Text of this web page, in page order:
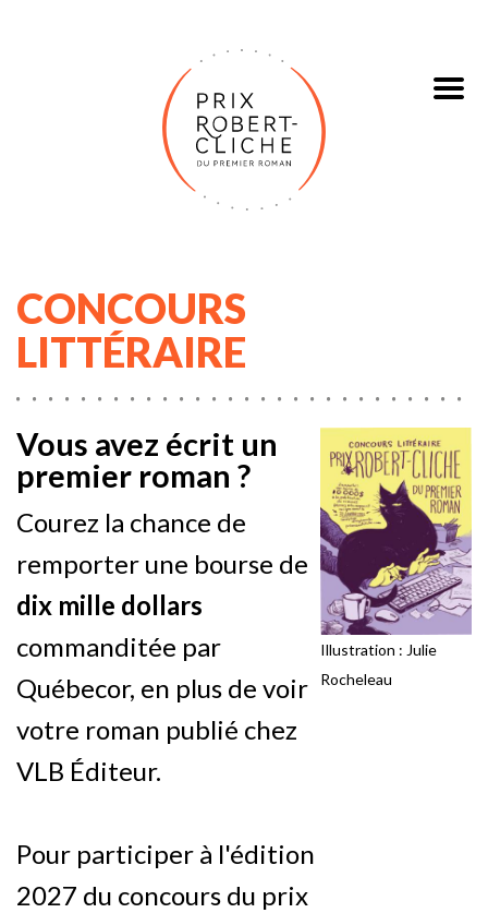
CONCOURS
LITTÉRAIRE
Vous avez écrit un
premier roman ?
Courez la chance de
remporter une bourse de
dix mille dollars
commanditée par
Québecor, en plus de voir
votre roman publié chez
VLB Éditeur.
Pour participer à l'édition
2027 du concours du prix
Illustration : Julie
Rocheleau